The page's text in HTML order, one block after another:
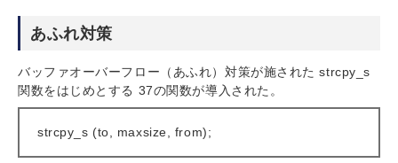
あふれ対策
バッファオーバーフロー（あふれ）対策が施された strcpy_s
関数をはじめとする 37の関数が導入された。
strcpy_s (to, maxsize, from);